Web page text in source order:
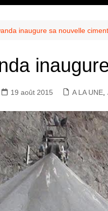
inaugure sa nouvelle
19 août 2015 A LA UNE